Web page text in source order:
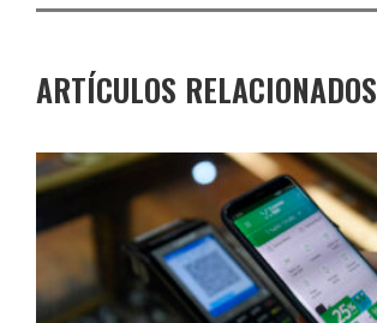
ARTÍCULOS RELACIONADOS